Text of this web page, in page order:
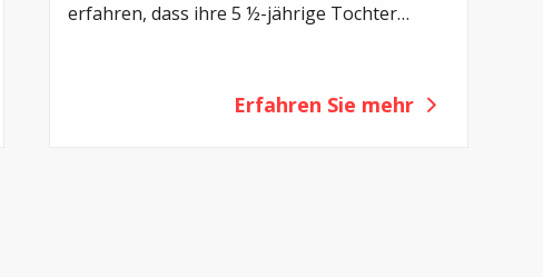
erfahren, dass ihre 5 ½-jährige Tochter
nicht zugelassen ist. Nach der ErstdiagnoseErfahren Sie mehr